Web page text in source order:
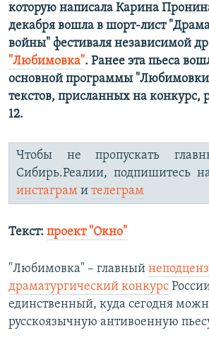
которую написала Карина
декабря вошла в шорт-лист
войны" фестиваля независимой
"Любимовка". Ранее эта пьеса
основной программы
текстов, присланных на конкурс,
12.
Чтобы не пропускать
Сибирь.Реалии, подпишитесь
инстаграм и телеграм
Текст: проект "Окно"
"Любимовка" – главный
драматургический конкурс
единственный, куда сегодня
русскоязычную антивоенную